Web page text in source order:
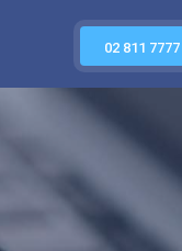
02 811 7777